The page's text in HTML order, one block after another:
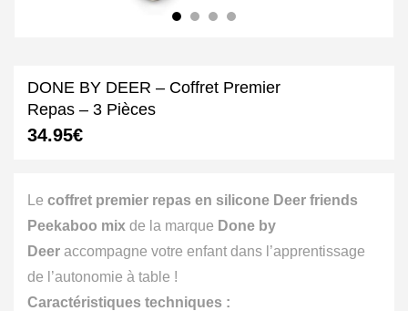
DONE BY DEER – Coffret Premier
Repas – 3 Pièces
34.95€
Le coffret premier repas en silicone Deer friends
Peekaboo mix de la marque Done by
Deer accompagne votre enfant dans l’apprentissage
de l’autonomie à table !
Caractéristiques techniques :